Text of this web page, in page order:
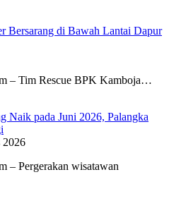
Bersarang di Bawah Lantai Dapur
– Tim Rescue BPK Kamboja…
Naik pada Juni 2026, Palangka
2026
– Pergerakan wisatawan